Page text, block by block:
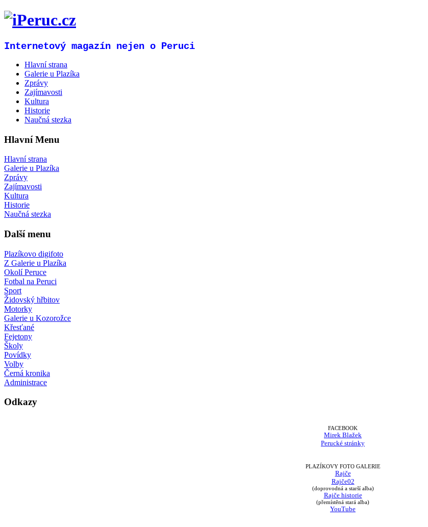
Internetový magazín nejen o Peruci
Hlavní strana
Galerie u Plazíka
Zprávy
Zajímavosti
Kultura
Historie
Naučná stezka
Hlavní Menu
Hlavní strana
Galerie u Plazíka
Zprávy
Zajímavosti
Kultura
Historie
Naučná stezka
Další menu
Plazíkovo digifoto
Z Galerie u Plazíka
Okolí Peruce
Fotbal na Peruci
Sport
Židovský hřbitov
Motorky
Galerie u Kozorožce
Křesťané
Fejetony
Školy
Povídky
Volby
Černá kronika
Administrace
Odkazy
FACEBOOK
Mirek Blažek
Perucké stránky
PLAZÍKOVY FOTO GALERIE
Rajče
Rajče02
(doprovodná a starší alba)
Rajče historie
(přemístěná stará alba)
YouTube